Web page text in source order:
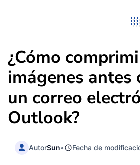
¿Cómo
imágenes antes
un correo
Outlook?
AutorSun• Fecha de